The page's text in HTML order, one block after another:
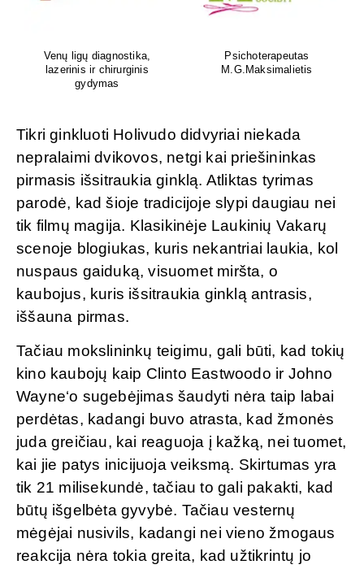
Venų ligų diagnostika,
lazerinis ir chirurginis
gydymas
Psichoterapeutas
M.G.Maksimalietis
Tikri ginkluoti Holivudo didvyriai niekada
nepralaimi dvikovos, netgi kai priešininkas
pirmasis išsitraukia ginklą. Atliktas tyrimas
parodė, kad šioje tradicijoje slypi daugiau nei
tik filmų magija. Klasikinėje Laukinių Vakarų
scenoje blogiukas, kuris nekantriai laukia, kol
nuspaus gaiduką, visuomet miršta, o
kaubojus, kuris išsitraukia ginklą antrasis,
iššauna pirmas.
Tačiau mokslininkų teigimu, gali būti, kad tokių
kino kaubojų kaip Clinto Eastwoodo ir Johno
Wayne‘o sugebėjimas šaudyti nėra taip labai
perdėtas, kadangi buvo atrasta, kad žmonės
juda greičiau, kai reaguoja į kažką, nei tuomet,
kai jie patys inicijuoja veiksmą. Skirtumas yra
tik 21 milisekundė, tačiau to gali pakakti, kad
būtų išgelbėta gyvybė. Tačiau vesternų
mėgėjai nusivils, kadangi nei vieno žmogaus
reakcija nėra tokia greita, kad užtikrintų jo